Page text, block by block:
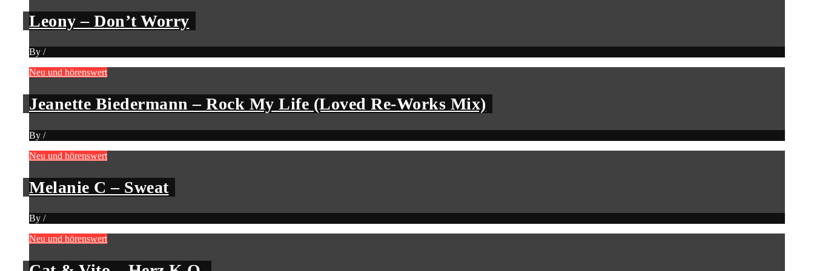
Leony – Don’t Worry
By /
Neu und hörenswert
Jeanette Biedermann – Rock My Life (Loved Re-Works Mix)
By /
Neu und hörenswert
Melanie C – Sweat
By /
Neu und hörenswert